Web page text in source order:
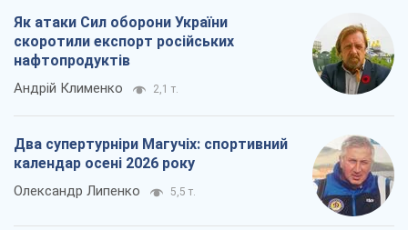
Як атаки Сил оборони України
скоротили експорт російських
нафтопродуктів
Андрій Клименко 2,1 т.
Два супертурніри Магучіх: спортивний
календар осені 2026 року
Олександр Липенко 5,5 т.